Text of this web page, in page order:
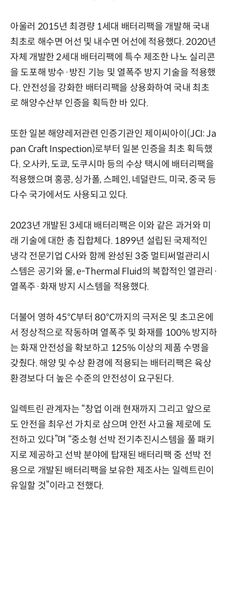
아울러 2015년 최경량 1세대 배터리팩을 개발해 국내
최초로 해수면 어선 및 내수면 어선에 적용했다. 2020년
자체 개발한 2세대 배터리팩에 특수 제조한 나노 실리콘
을 도포해 방수·방진 기능 및 열폭주 방지 기술을 적용했
다. 안전성을 강화한 배터리팩을 상용화하여 국내 최초
로 해양수산부 인증을 획득한 바 있다.
또한 일본 해양레저관련 인증기관인 제이씨아이(JCI: Ja
pan Craft Inspection)로부터 일본 인증을 최초 획득했
다. 오사카, 도쿄, 도쿠시마 등의 수상 택시에 배터리팩을
적용했으며 홍콩, 싱가폴, 스페인, 네덜란드, 미국, 중국 등
다수 국가에서도 사용되고 있다.
2023년 개발된 3세대 배터리팩은 이와 같은 과거와 미
래 기술에 대한 총 집합체다. 1899년 설립된 국제적인
냉각 전문기업 C사와 함께 완성된 3중 멀티써멀관리시
스템은 공기와 물, e-Thermal Fluid의 복합적인 열관리·
열폭주·화재 방지 시스템을 적용했다.
더불어 영하 45℃부터 80℃까지의 극저온 및 초고온에
서 정상적으로 작동하며 열폭주 및 화재를 100% 방지하
는 화재 안전성을 확보하고 125% 이상의 제품 수명을
갖췄다. 해양 및 수상 환경에 적용되는 배터리팩은 육상
환경보다 더 높은 수준의 안전성이 요구된다.
일렉트린 관계자는 “창업 이래 현재까지 그리고 앞으로
도 안전을 최우선 가치로 삼으며 안전 사고율 제로에 도
전하고 있다”며 “중소형 선박 전기추진시스템을 풀 패키
지로 제공하고 선박 분야에 탑재된 배터리팩 중 선박 전
용으로 개발된 배터리팩을 보유한 제조사는 일렉트린이
유일할 것”이라고 전했다.